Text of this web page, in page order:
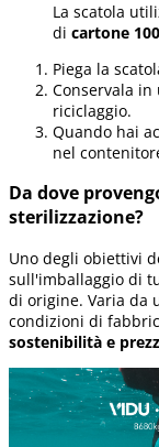
La scatola
di cartone
Piega la
Conservala
riciclaggio.
Quando hai
nel
Da dove
sterilizzazione?
Uno degli obiettivi
sull'imballaggio di
di origine. Varia da
condizioni di
sostenibilità e